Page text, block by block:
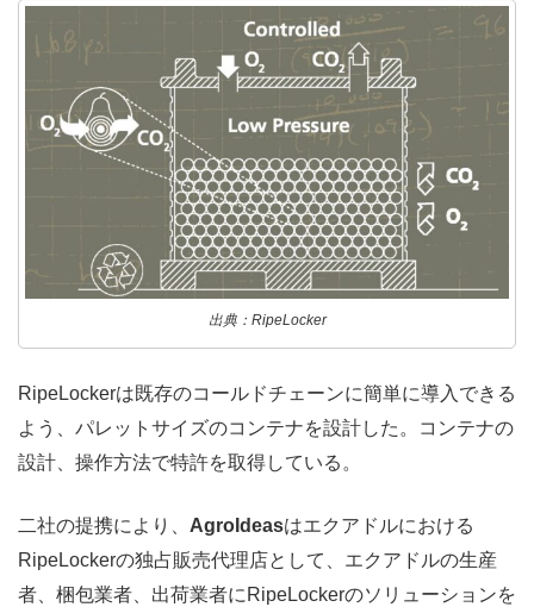
出典：RipeLocker
RipeLockerは既存のコールドチェーンに簡単に導入できる
よう、パレットサイズのコンテナを設計した。コンテナの
設計、操作方法で特許を取得している。
二社の提携により、 AgroIdeasはエクアドルにおける
RipeLockerの独占販売代理店として、エクアドルの生産
者、梱包業者、出荷業者にRipeLockerのソリューションを